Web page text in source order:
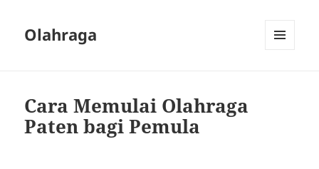
Olahraga
Cara Memulai Olahraga
Paten bagi Pemula